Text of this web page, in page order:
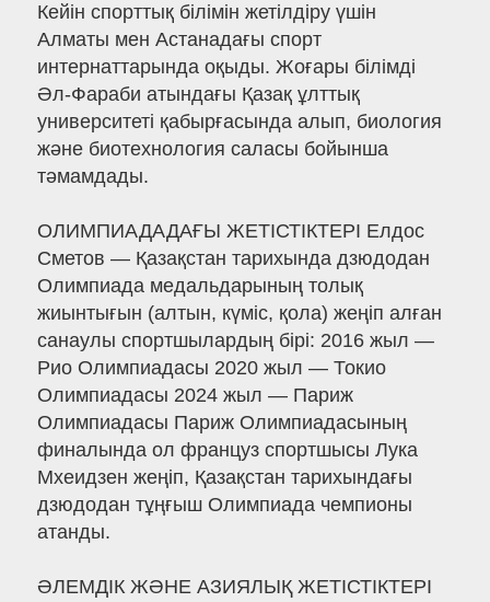
Кейін спорттық білімін жетілдіру үшін
Алматы мен Астанадағы спорт
интернаттарында оқыды. Жоғары білімді
Әл-Фараби атындағы Қазақ ұлттық
университеті қабырғасында алып, биология
және биотехнология саласы бойынша
тәмамдады.
ОЛИМПИАДАДАҒЫ ЖЕТІСТІКТЕРІ Елдос
Сметов — Қазақстан тарихында дзюдодан
Олимпиада медальдарының толық
жиынтығын (алтын, күміс, қола) жеңіп алған
санаулы спортшылардың бірі: 2016 жыл —
Рио Олимпиадасы 2020 жыл — Токио
Олимпиадасы 2024 жыл — Париж
Олимпиадасы Париж Олимпиадасының
финалында ол француз спортшысы Лука
Мхеидзен жеңіп, Қазақстан тарихындағы
дзюдодан тұңғыш Олимпиада чемпионы
атанды.
ӘЛЕМДІК ЖӘНЕ АЗИЯЛЫҚ ЖЕТІСТІКТЕРІ